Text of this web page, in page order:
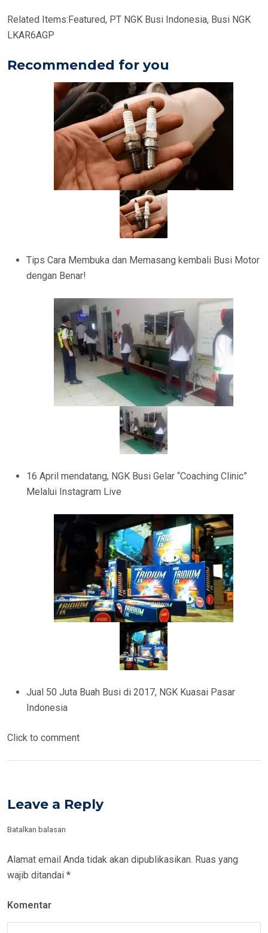
Related Items:Featured, PT NGK Busi Indonesia, Busi NGK
LKAR6AGP
Recommended for you
Tips Cara Membuka dan Memasang kembali Busi Motor
dengan Benar!
16 April mendatang, NGK Busi Gelar “Coaching Clinic”
Melalui Instagram Live
Jual 50 Juta Buah Busi di 2017, NGK Kuasai Pasar
Indonesia
Click to comment
Leave a Reply
Batalkan balasan
Alamat email Anda tidak akan dipublikasikan. Ruas yang
wajib ditandai *
Komentar